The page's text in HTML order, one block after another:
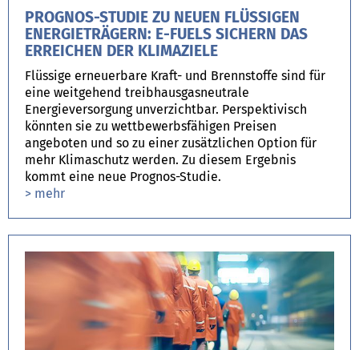
PROGNOS-STUDIE ZU NEUEN FLÜSSIGEN
ENERGIETRÄGERN: E-FUELS SICHERN DAS
ERREICHEN DER KLIMAZIELE
Flüssige erneuerbare Kraft- und Brennstoffe sind für
eine weitgehend treibhausgasneutrale
Energieversorgung unverzichtbar. Perspektivisch
könnten sie zu wettbewerbsfähigen Preisen
angeboten und so zu einer zusätzlichen Option für
mehr Klimaschutz werden. Zu diesem Ergebnis
kommt eine neue Prognos-Studie.
> mehr